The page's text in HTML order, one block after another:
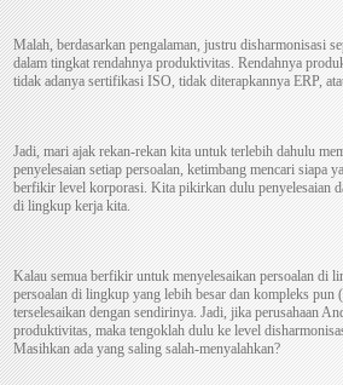
Malah, berdasarkan pengalaman, justru disharmonisasi
dalam tingkat rendahnya produktivitas. Rendahnya
tidak adanya sertifikasi ISO, tidak diterapkannya ERP,
Jadi, mari ajak rekan-rekan kita untuk terlebih dahulu
penyelesaian setiap persoalan, ketimbang mencari siapa
berfikir level korporasi. Kita pikirkan dulu penyelesaian
di lingkup kerja kita.
Kalau semua berfikir untuk menyelesaikan persoalan di
persoalan di lingkup yang lebih besar dan kompleks pun
terselesaikan dengan sendirinya. Jadi, jika perusahaan
produktivitas, maka tengoklah dulu ke level
Masihkan ada yang saling salah-menyalahkan?